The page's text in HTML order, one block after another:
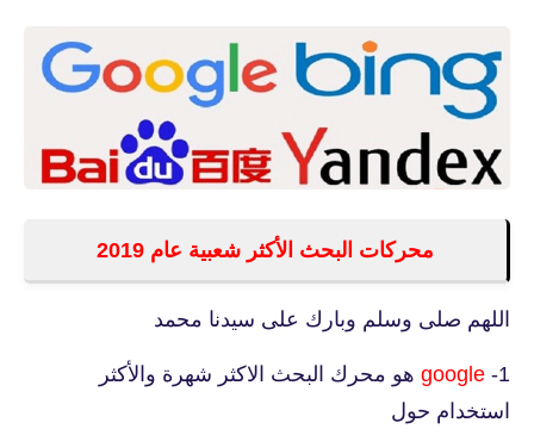
محركات البحث الأكثر شعبية عام 2019
اللهم صلى وسلم وبارك على سيدنا محمد
1-
google هو محرك البحث الاكثر شهرة والأكثر
استخدام حول